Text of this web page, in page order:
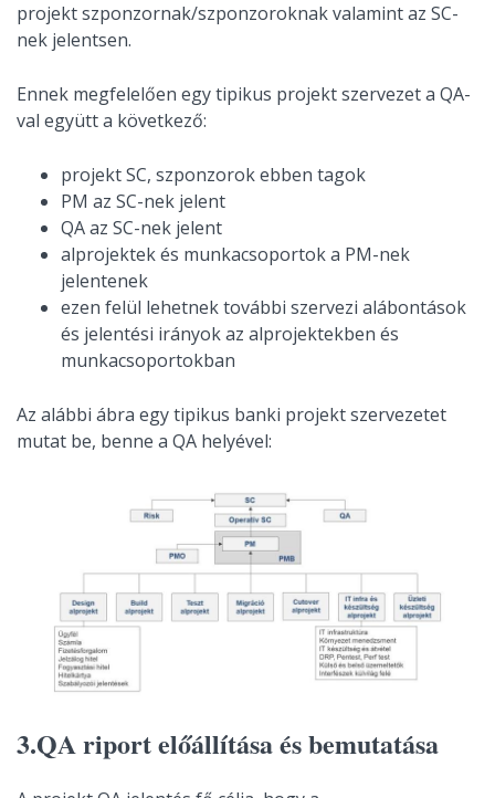
projekt szponzornak/szponzoroknak valamint az SC-
nek jelentsen.
Ennek megfelelően egy tipikus projekt szervezet a QA-
val együtt a következő:
projekt SC, szponzorok ebben tagok
PM az SC-nek jelent
QA az SC-nek jelent
alprojektek és munkacsoportok a PM-nek
jelentenek
ezen felül lehetnek további szervezi alábontások
és jelentési irányok az alprojektekben és
munkacsoportokban
Az alábbi ábra egy tipikus banki projekt szervezetet
mutat be, benne a QA helyével:
3.QA riport előállítása és bemutatása